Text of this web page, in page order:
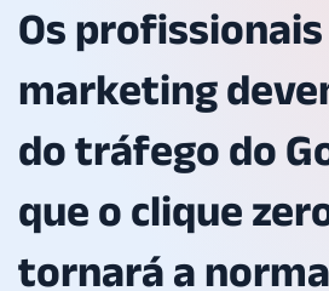
Os profissionais
marketing
do tráfego do
que o clique
tornará a